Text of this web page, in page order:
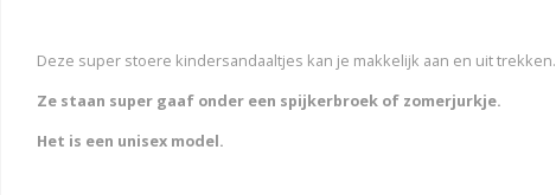
Deze super stoere kindersandaaltjes kan je makkelijk aan en uit trekken.
Ze staan super gaaf onder een spijkerbroek of zomerjurkje.
Het is een unisex model.